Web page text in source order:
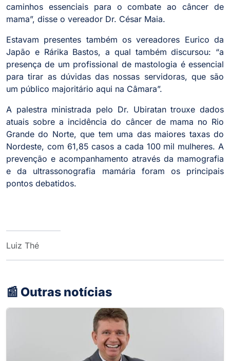
caminhos essenciais para o combate ao câncer de
mama”, disse o vereador Dr. César Maia.
Estavam presentes também os vereadores Eurico da
Japão e Rárika Bastos, a qual também discursou: “a
presença de um profissional de mastologia é essencial
para tirar as dúvidas das nossas servidoras, que são
um público majoritário aqui na Câmara”.
A palestra ministrada pelo Dr. Ubiratan trouxe dados
atuais sobre a incidência do câncer de mama no Rio
Grande do Norte, que tem uma das maiores taxas do
Nordeste, com 61,85 casos a cada 100 mil mulheres. A
prevenção e acompanhamento através da mamografia
e da ultrassonografia mamária foram os principais
pontos debatidos.
Luiz Thé
📰 Outras notícias